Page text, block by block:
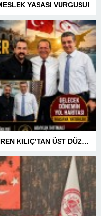
YASASI VURGUSU!
KKTC’DE KRİTİK TEMASLAR! EVREN KILIÇ’TAN ÜST DÜZEY ZİRVELER